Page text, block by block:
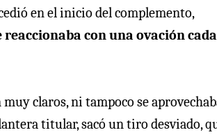
en el inicio del complemento,
reaccionaba con una ovación
claros, ni tampoco se
titular, sacó un tiro desviado,